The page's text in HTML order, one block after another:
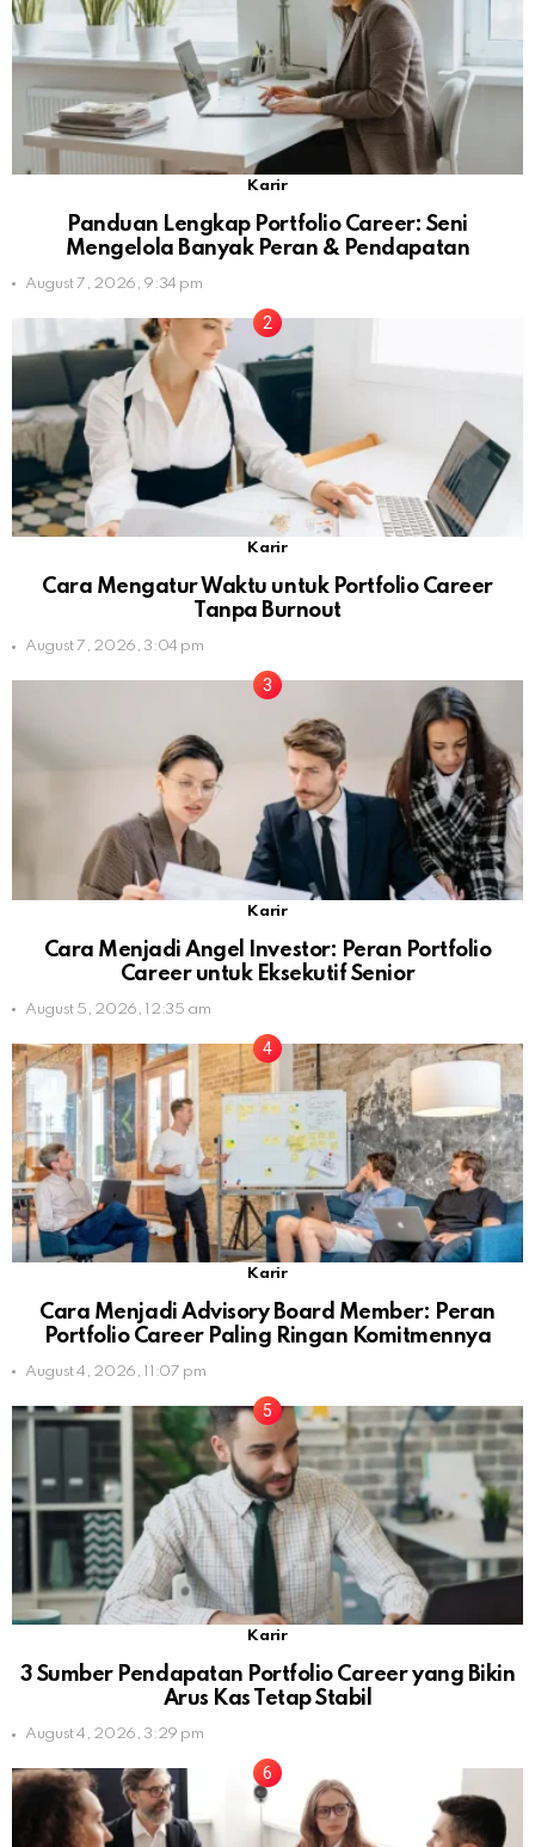
Karir
Panduan Lengkap Portfolio Career: Seni
Mengelola Banyak Peran & Pendapatan
August 7, 2026, 9:34 pm
Karir
Cara Mengatur Waktu untuk Portfolio Career
Tanpa Burnout
August 7, 2026, 3:04 pm
Karir
Cara Menjadi Angel Investor: Peran Portfolio
Career untuk Eksekutif Senior
August 5, 2026, 12:35 am
Karir
Cara Menjadi Advisory Board Member: Peran
Portfolio Career Paling Ringan Komitmennya
August 4, 2026, 11:07 pm
Karir
3 Sumber Pendapatan Portfolio Career yang Bikin
Arus Kas Tetap Stabil
August 4, 2026, 3:29 pm